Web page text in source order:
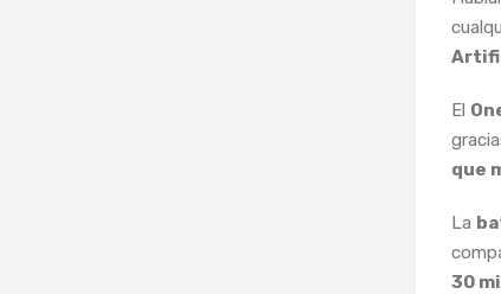
El
que
La
30